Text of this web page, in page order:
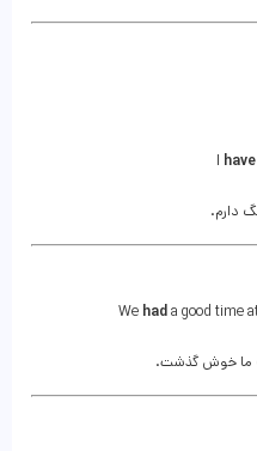
I have
دارم.
We hada good time
ما خوش گذشت.